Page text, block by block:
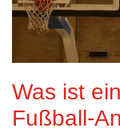
Was ist
Fußball-